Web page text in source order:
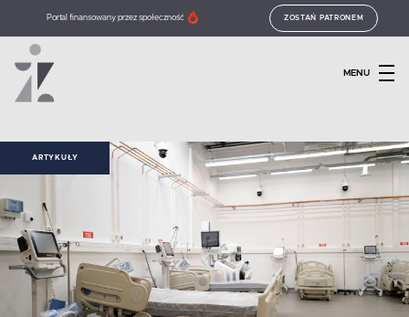
Portal finansowany przez społeczność ZOSTAŃ PATRONEM
MENU
ARTYKUŁY